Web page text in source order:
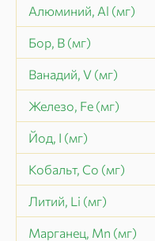
Алюминий, Al (мг)
Бор, B (мг)
Ванадий, V (мг)
Железо, Fe (мг)
Йод, I (мг)
Кобальт, Co (мг)
Литий, Li (мг)
Марганец, Mn (мг)